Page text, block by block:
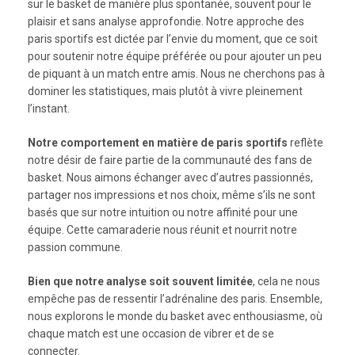
sur le basket de manière plus spontanée, souvent pour le
plaisir et sans analyse approfondie. Notre approche des
paris sportifs est dictée par l’envie du moment, que ce soit
pour soutenir notre équipe préférée ou pour ajouter un peu
de piquant à un match entre amis. Nous ne cherchons pas à
dominer les statistiques, mais plutôt à vivre pleinement
l’instant.
Notre comportement en matière de paris sportifs reflète
notre désir de faire partie de la communauté des fans de
basket. Nous aimons échanger avec d’autres passionnés,
partager nos impressions et nos choix, même s’ils ne sont
basés que sur notre intuition ou notre affinité pour une
équipe. Cette camaraderie nous réunit et nourrit notre
passion commune.
Bien que notre analyse soit souvent limitée, cela ne nous
empêche pas de ressentir l’adrénaline des paris. Ensemble,
nous explorons le monde du basket avec enthousiasme, où
chaque match est une occasion de vibrer et de se
connecter.